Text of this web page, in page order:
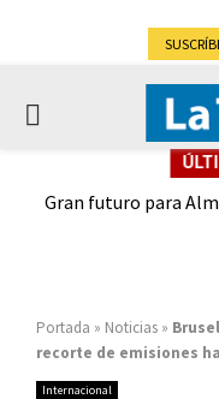
PRIMARY
Gran futuro para
Portada » Noticias »
recorte de emisiones
Internacional